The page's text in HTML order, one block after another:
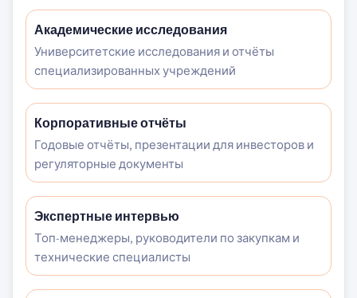
Академические исследования
Университетские исследования и отчёты
специализированных учреждений
Корпоративные отчёты
Годовые отчёты, презентации для инвесторов и
регуляторные документы
Экспертные интервью
Топ-менеджеры, руководители по закупкам и
технические специалисты